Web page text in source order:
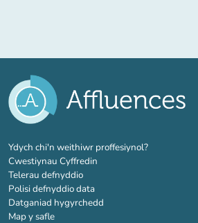
Ydych chi'n weithiwr proffesiynol?(tab newydd)
Cwestiynau Cyffredin
Telerau defnyddio
Polisi defnyddio data
Datganiad hygyrchedd
Map y safle